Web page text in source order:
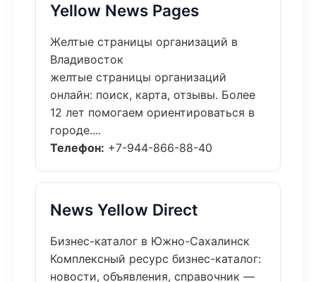
Yellow News Pages
Желтые страницы организаций в
Владивосток
желтые страницы организаций
онлайн: поиск, карта, отзывы. Более
12 лет помогаем ориентироваться в
городе....
Телефон: +7-944-866-88-40
News Yellow Direct
Бизнес-каталог в Южно-Сахалинск
Комплексный ресурс бизнес-каталог:
новости, объявления, справочник —